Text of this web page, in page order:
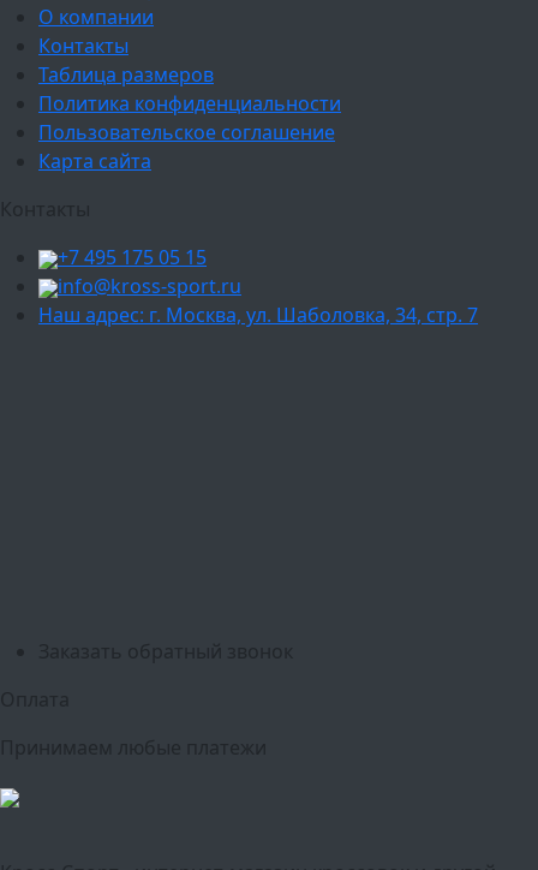
О компании
Контакты
Таблица размеров
Политика конфиденциальности
Пользовательское соглашение
Карта сайта
Контакты
+7 495 175 05 15
info@kross-sport.ru
Наш адрес: г. Москва, ул. Шаболовка, 34, стр. 7
Заказать обратный звонок
Оплата
Принимаем любые платежи